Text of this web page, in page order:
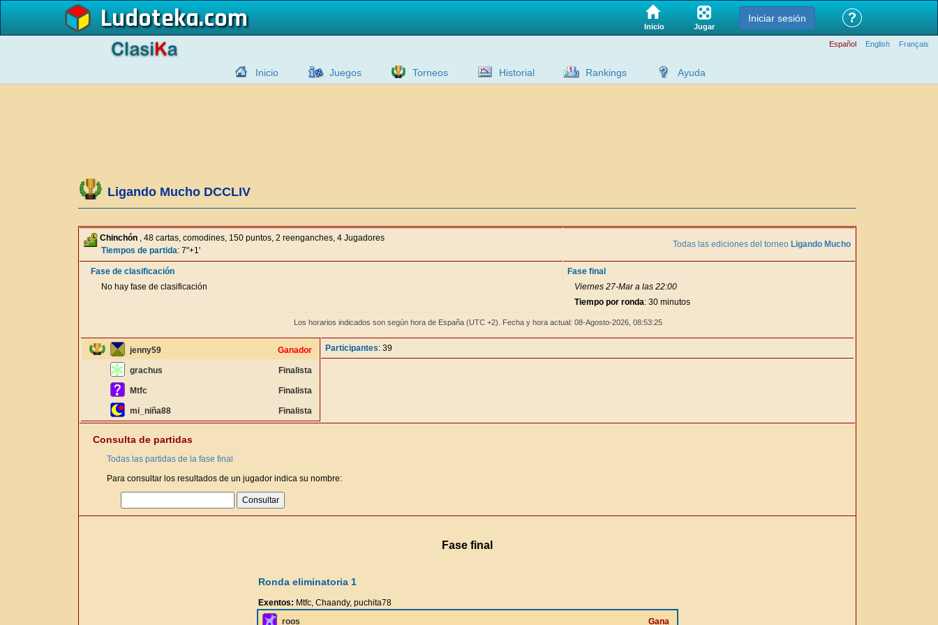
Ludoteka Inicio Jugar
Iniciar sesión ?
Español English Français
Inicio Juegos Torneos Historial Rankings Ayuda
Ligando Mucho DCCLIV
Chinchón , 48 cartas, comodines, 150 puntos, 2 reenganches, 4 Jugadores
Tiempos de partida: 7"+1'
Todas las ediciones del torneo Ligando Mucho
Fase de clasificación
No hay fase de clasificación
Fase final
Viernes 27-Mar a las 22:00
Tiempo por ronda: 30 minutos
Los horarios indicados son según hora de España (UTC +2). Fecha y hora actual: 08-Agosto-2026, 08:53:25
jenny59 Ganador
grachus Finalista
Mtfc Finalista
mi_niña88 Finalista
Participantes: 39
Consulta de partidas
Todas las partidas de la fase final
Para consultar los resultados de un jugador indica su nombre:
Fase final
Ronda eliminatoria 1
Exentos: Mtfc, Chaandy, puchita78
roos
Gana